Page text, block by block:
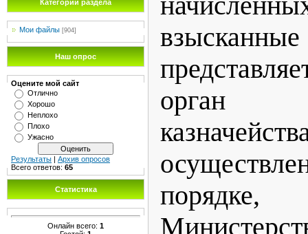
Категории раздела
Мои файлы [904]
Наш опрос
Оцените мой сайт
Отлично
Хорошо
Неплохо
Плохо
Ужасно
Результаты | Архив опросов
Всего ответов: 65
Статистика
Онлайн всего: 1
орган
порядке,